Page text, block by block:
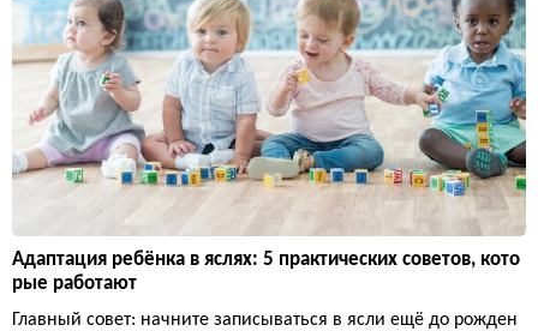
Адаптация ребёнка в яслях: 5 практических советов, кото
рые работают
Главный совет: начните записываться в ясли ещё до рожден